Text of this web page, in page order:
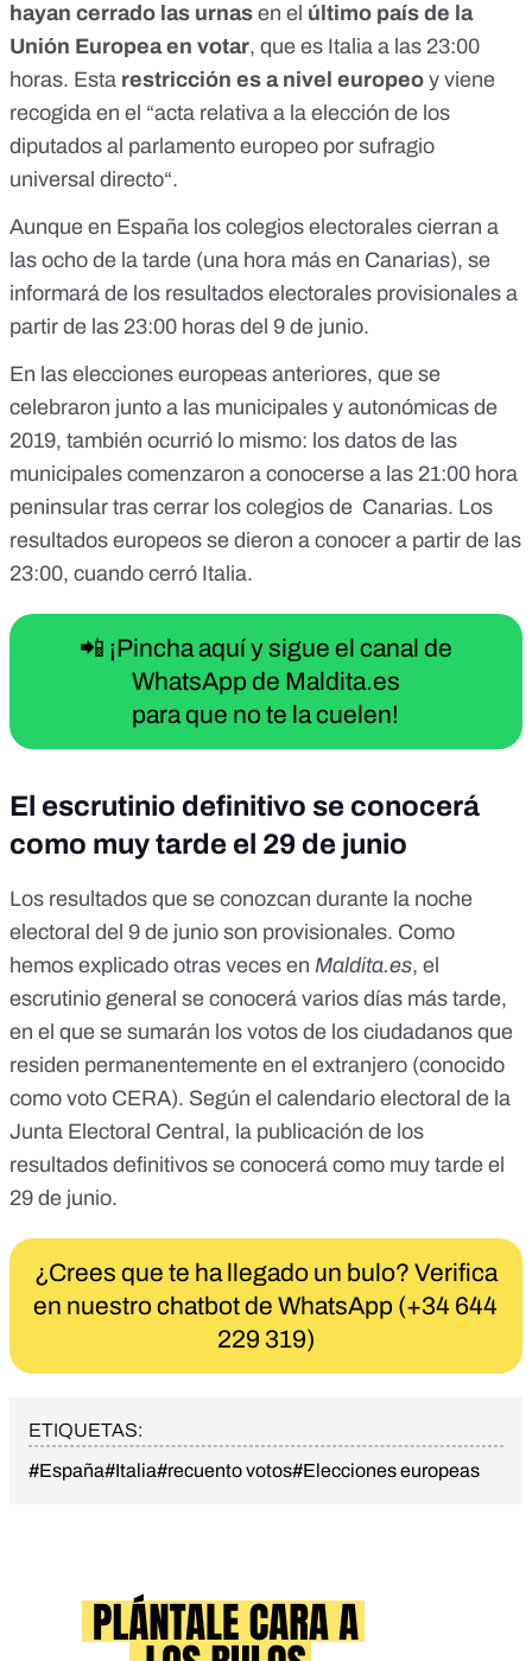
hayan cerrado las urnas en el último país de la
Unión Europea en votar, que es Italia a las 23:00
horas. Esta restricción es a nivel europeo y viene
recogida en el “acta relativa a la elección de los
diputados al parlamento europeo por sufragio
universal directo“.
Aunque en España los colegios electorales cierran a
las ocho de la tarde (una hora más en Canarias), se
informará de los resultados electorales provisionales a
partir de las 23:00 horas del 9 de junio.
En las elecciones europeas anteriores, que se
celebraron junto a las municipales y autonómicas de
2019, también ocurrió lo mismo: los datos de las
municipales comenzaron a conocerse a las 21:00 hora
peninsular tras cerrar los colegios de Canarias. Los
resultados europeos se dieron a conocer a partir de las
23:00, cuando cerró Italia.
📲 ¡Pincha aquí y sigue el canal de
WhatsApp de Maldita.es
para que no te la cuelen!
El escrutinio definitivo se conocerá
como muy tarde el 29 de junio
Los resultados que se conozcan durante la noche
electoral del 9 de junio son provisionales. Como
hemos explicado otras veces en Maldita.es, el
escrutinio general se conocerá varios días más tarde,
en el que se sumarán los votos de los ciudadanos que
residen permanentemente en el extranjero (conocido
como voto CERA). Según el calendario electoral de la
Junta Electoral Central , la publicación de los
resultados definitivos se conocerá como muy tarde el
29 de junio.
¿Crees que te ha llegado un bulo? Verifica
en nuestro chatbot de WhatsApp (+34 644
229 319)
ETIQUETAS:
#España#Italia#recuento votos#Elecciones europeas